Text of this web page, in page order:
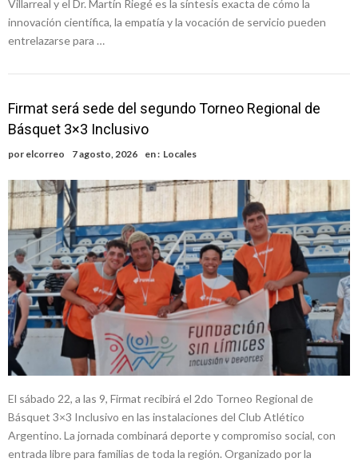
Villarreal y el Dr. Martín Riegé es la síntesis exacta de cómo la
innovación científica, la empatía y la vocación de servicio pueden
entrelazarse para …
Firmat será sede del segundo Torneo Regional de
Básquet 3×3 Inclusivo
por elcorreo 7 agosto, 2026 en : Locales
El sábado 22, a las 9, Firmat recibirá el 2do Torneo Regional de
Básquet 3×3 Inclusivo en las instalaciones del Club Atlético
Argentino. La jornada combinará deporte y compromiso social, con
entrada libre para familias de toda la región. Organizado por la